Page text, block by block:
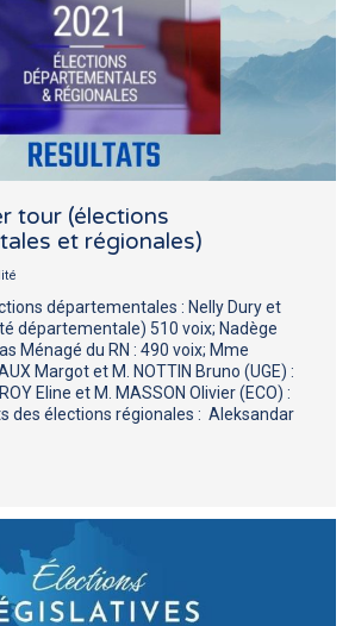
tour (élections
et régionales)
départementales : Nelly Dury et
départementale) 510 voix; Nadège
Ménagé du RN : 490 voix; Mme
Margot et M. NOTTIN Bruno (UGE) :
Eline et M. MASSON Olivier (ECO) :
des élections régionales : Aleksandar